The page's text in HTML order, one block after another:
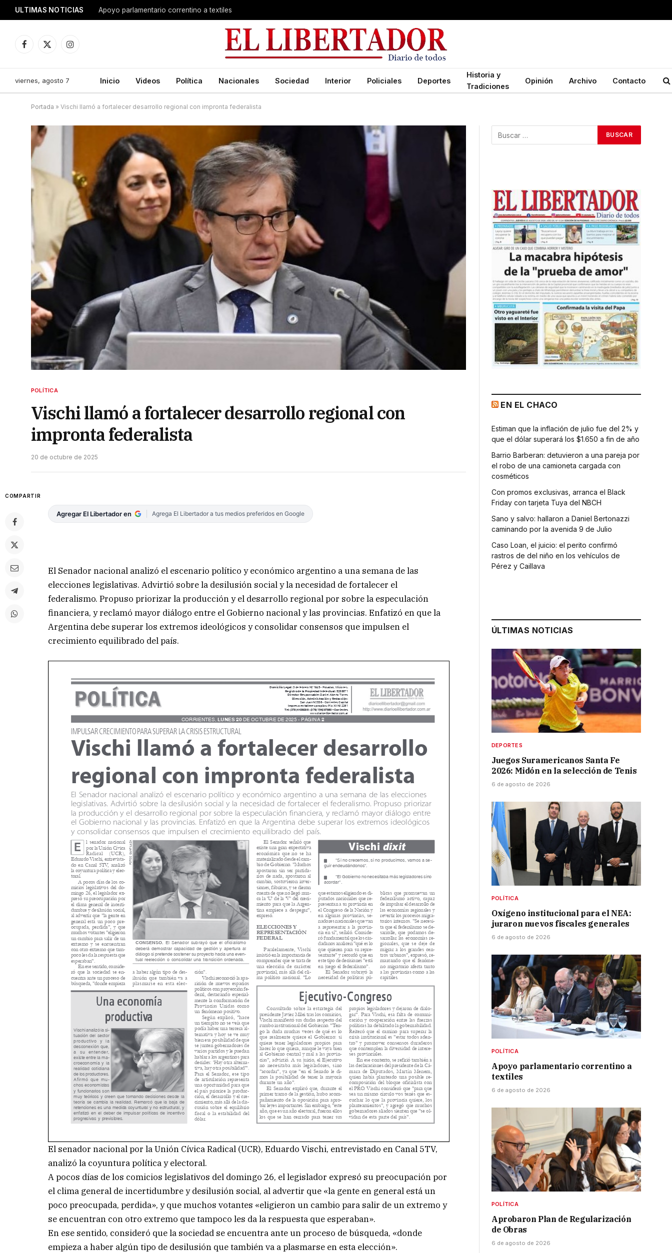
ULTIMAS NOTICIAS Apoyo parlamentario correntino a textiles
Facebook
X
Instagram
viernes, agosto 7 Inicio Videos Política Nacionales Sociedad Interior Policiales Deportes
Historia y
Tradiciones
Opinión Archivo Contacto
Portada » Vischi llamó a fortalecer desarrollo regional con impronta federalista
POLÍTICA
Vischi llamó a fortalecer desarrollo regional con
impronta federalista
20 de octubre de 2025
COMPARTIR
Agregar El Libertador en Agrega El Libertador a tus medios preferidos en Google
El Senador nacional analizó el escenario político y económico argentino a una semana de las
elecciones legislativas. Advirtió sobre la desilusión social y la necesidad de fortalecer el
federalismo. Propuso priorizar la producción y el desarrollo regional por sobre la especulación
financiera, y reclamó mayor diálogo entre el Gobierno nacional y las provincias. Enfatizó en que la
Argentina debe superar los extremos ideológicos y consolidar consensos que impulsen el
crecimiento equilibrado del país.
El senador nacional por la Unión Cívica Radical (UCR), Eduardo Vischi, entrevistado en Canal 5TV,
analizó la coyuntura política y electoral.
A pocos días de los comicios legislativos del domingo 26, el legislador expresó su preocupación por
el clima general de incertidumbre y desilusión social, al advertir que «la gente en general está un
poco preocupada, perdida», y que muchos votantes «eligieron un cambio para salir de un extremo y
se encuentran con otro extremo que tampoco les da la respuesta que esperaban».
En ese sentido, consideró que la sociedad se encuentra ante un proceso de búsqueda, «donde
empieza a haber algún tipo de desilusión que también va a plasmarse en esta elección».
EN EL CHACO
Estiman que la inflación de julio fue del 2% y
que el dólar superará los $1.650 a fin de año
Barrio Barberan: detuvieron a una pareja por
el robo de una camioneta cargada con
cosméticos
Con promos exclusivas, arranca el Black
Friday con tarjeta Tuya del NBCH
Sano y salvo: hallaron a Daniel Bertonazzi
caminando por la avenida 9 de Julio
Caso Loan, el juicio: el perito confirmó
rastros de del niño en los vehículos de
Pérez y Caillava
ÚLTIMAS NOTICIAS
DEPORTES
Juegos Suramericanos Santa Fe
2026: Midón en la selección de Tenis
6 de agosto de 2026
POLÍTICA
Oxígeno institucional para el NEA:
juraron nuevos fiscales generales
6 de agosto de 2026
POLÍTICA
Apoyo parlamentario correntino a
textiles
6 de agosto de 2026
POLÍTICA
Aprobaron Plan de Regularización
de Obras
6 de agosto de 2026